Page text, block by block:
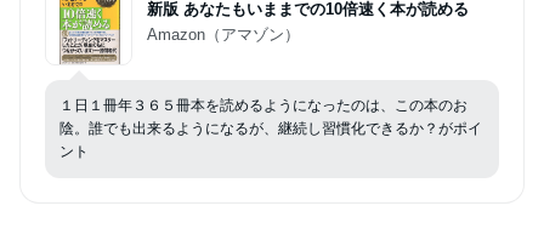
新版 あなたもいままでの10倍速く本が読める
Amazon（アマゾン）
１日１冊年３６５冊本を読めるようになったのは、この本のお
陰。誰でも出来るようになるが、継続し習慣化できるか？がポイ
ント